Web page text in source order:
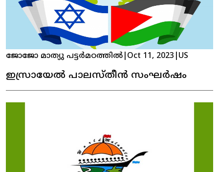
ജോജോ മാത്യു പട്ടർമഠത്തിൽ Oct 11, 2023 US
ഇസ്രായേൽ പാലസ്തീൻ സംഘർഷം